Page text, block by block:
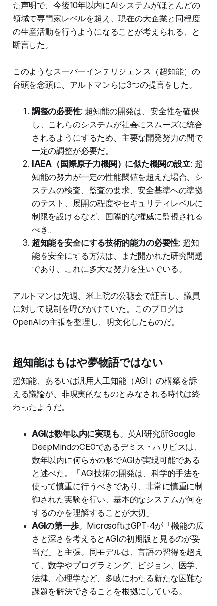
た声明で、今後10年以内にAIシステムがほとんどの
領域で専門家レベルを超え、現在の大企業と同程度
の生産活動を行うようになることが考えられる、と
断言した。
このようなスーパーインテリジェンス（超知能）の
台頭を念頭に、アルトマンらは3つの提言をした。
調整の必要性: 超知能の開発は、安全性を確保
し、これらのシステムが社会にスムーズに統合
されるようにするため、主要な開発努力の間で
一定の調整が必要だ。
IAEA（国際原子力機関）に似た機関の設立: 超
知能の努力が一定の性能閾値を超えた場合、シ
ステムの検査、監査の要求、安全基準への準拠
のテスト、展開の程度やセキュリティレベルに
制限を設けるなど、国際的な権威に監視される
べき。
超知能を安全にする技術的能力の必要性: 超知
能を安全にする方法は、まだ開かれた研究問題
であり、これに多大な努力を注いでいる。
アルトマンは先週、米上院の公聴会で証言し、議員
に対して規制を呼びかけていた。このブログは
OpenAIの主張を整理し、明文化したものだ。
超知能はもはや夢物語ではない
超知能、あるいは汎用人工知能（AGI）の構築を訴
える議論が、非現実的なものとみなされる時代は終
わったようだ。
AGIは数年以内に実現も。英AI研究所Google
DeepMindのCEOであるデミス・ハサビスは、
数年以内に何らかの形でAGIが実現可能である
と述べた。「AGI技術の開発は、科学的手法を
使って慎重に行うべきであり、非常に慎重に制
御された実験を行い、基本的なシステムが何を
するのかを理解することが大切」
AGIの第一歩。MicrosoftはGPT-4が「機能の広
さと深さを考えるとAGIの初期版と見るのが妥
当だ」と主張。同モデルは、言語の習得を超え
て、数学やプログラミング、ビジョン、医学、
法律、心理学など、多岐にわたる新たな困難な
課題を解決できることを根拠にしている。